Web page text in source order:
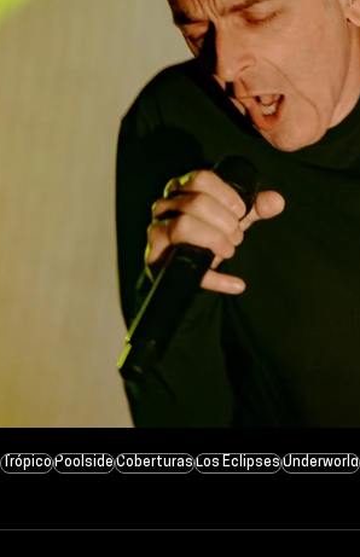
TrópicoPoolsideCoberturasLos EclipsesUnderworld